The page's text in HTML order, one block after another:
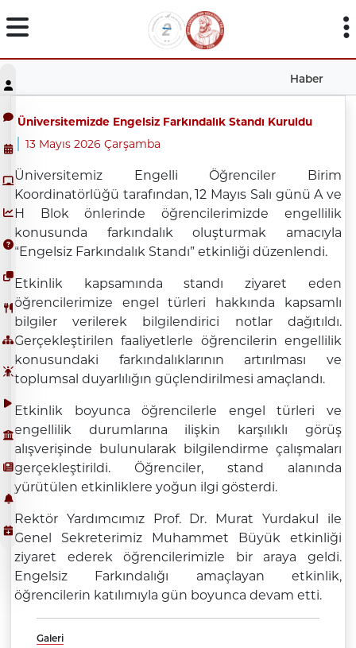
Haber
Üniversitemizde Engelsiz Farkındalık Standı Kuruldu
13 Mayıs 2026 Çarşamba
Üniversitemiz Engelli Öğrenciler Birim
Koordinatörlüğü tarafından, 12 Mayıs Salı günü A ve
H Blok önlerinde öğrencilerimizde engellilik
konusunda farkındalık oluşturmak amacıyla
“Engelsiz Farkındalık Standı” etkinliği düzenlendi.
Etkinlik kapsamında standı ziyaret eden
öğrencilerimize engel türleri hakkında kapsamlı
bilgiler verilerek bilgilendirici notlar dağıtıldı.
Gerçekleştirilen faaliyetlerle öğrencilerin engellilik
konusundaki farkındalıklarının artırılması ve
toplumsal duyarlılığın güçlendirilmesi amaçlandı.
Etkinlik boyunca öğrencilerle engel türleri ve
engellilik durumlarına ilişkin karşılıklı görüş
alışverişinde bulunularak bilgilendirme çalışmaları
gerçekleştirildi. Öğrenciler, stand alanında
yürütülen etkinliklere yoğun ilgi gösterdi.
Rektör Yardımcımız Prof. Dr. Murat Yurdakul ile
Genel Sekreterimiz Muhammet Büyük etkinliği
ziyaret ederek öğrencilerimizle bir araya geldi.
Engelsiz Farkındalığı amaçlayan etkinlik,
öğrencilerin katılımıyla gün boyunca devam etti.
Galeri